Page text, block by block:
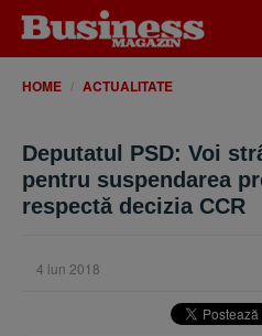
HOME ACTUALITATE
Deputatul PSD: Voi
pentru suspendarea
respectă decizia CCR
4 iun 2018